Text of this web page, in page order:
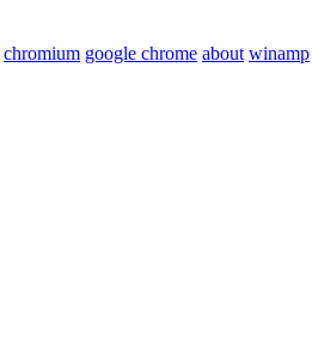
chromium google chrome about winamp